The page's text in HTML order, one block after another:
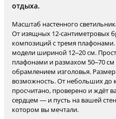
отдыха.
Масштаб настенного
От изящных 12-сантиметровых
композиций с тремя
модели шириной 12–20 см.
плафонами и размахом 50–70 см
обрамлением изголовья.
возможность. От небольших до
просчитано, проверено и ждёт
сердцем — и пусть на вашей
котором вы мечтали.